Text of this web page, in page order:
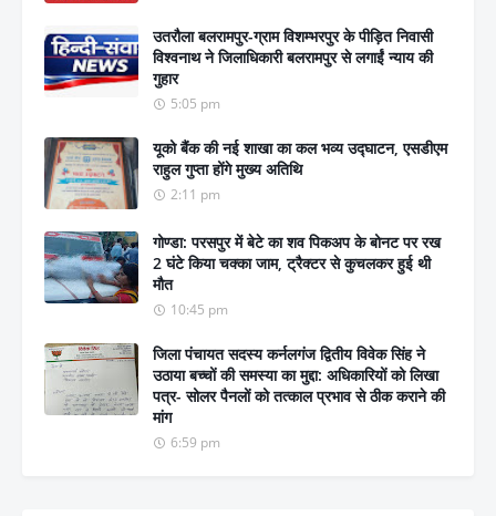
उतरौला बलरामपुर-ग्राम विशम्भरपुर के पीड़ित निवासी
विश्वनाथ ने जिलाधिकारी बलरामपुर से लगाईं न्याय की
गुहार
5:05 pm
यूको बैंक की नई शाखा का कल भव्य उद्घाटन, एसडीएम
राहुल गुप्ता होंगे मुख्य अतिथि
2:11 pm
गोण्डा: परसपुर में बेटे का शव पिकअप के बोनट पर रख
2 घंटे किया चक्का जाम, ट्रैक्टर से कुचलकर हुई थी
मौत
10:45 pm
जिला पंचायत सदस्य कर्नलगंज द्वितीय विवेक सिंह ने
उठाया बच्चों की समस्या का मुद्दा: अधिकारियों को लिखा
पत्र- सोलर पैनलों को तत्काल प्रभाव से ठीक कराने की
मांग
6:59 pm